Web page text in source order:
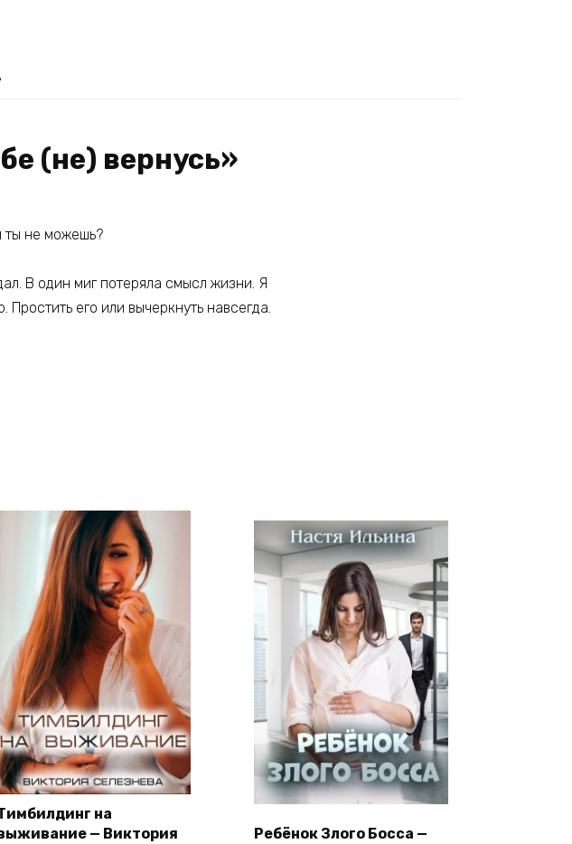
(не) вернусь»
ты не можешь?
В один миг потеряла смысл жизни. Я
его или вычеркнуть навсегда.
на
— Виктория
Ребёнок Злого Босса —